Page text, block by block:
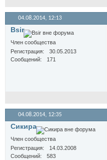
04.08.2014, 12:13
Bsir
Член сообщества
Регистрация
30.05.2013
Сообщений
171
04.08.2014, 12:35
Сикира
Член сообщества
Регистрация
14.03.2008
Сообщений
583